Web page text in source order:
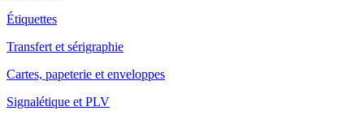
Étiquettes
Transfert et sérigraphie
Cartes, papeterie et enveloppes
Signalétique et PLV